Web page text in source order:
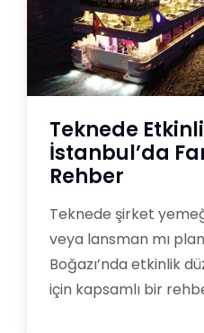
Teknede
İstanbul’da
Rehber
Teknede şirket
veya lansman mı
Boğazı’nda etkinlik
için kapsamlı bir